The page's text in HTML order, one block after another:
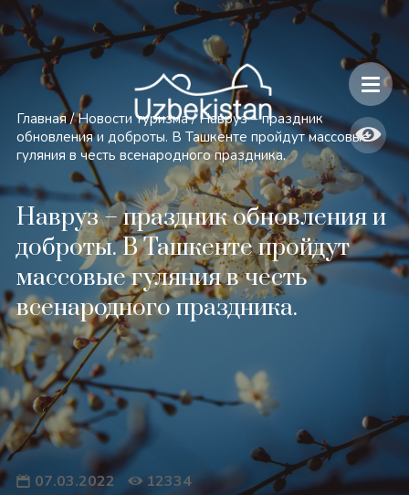
Безопасность и особенности путешествий по Узбекистану
Главная / Новости туризма / Навруз – праздник
обновления и доброты. В Ташкенте пройдут массовые
гуляния в честь всенародного праздника.
Навруз – праздник обновления и
доброты. В Ташкенте пройдут
массовые гуляния в честь
всенародного праздника.
07.03.2022 12334